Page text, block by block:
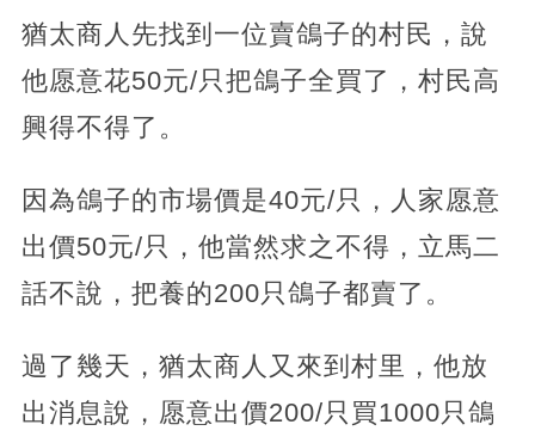
猶太商人先找到一位賣鴿子的村民，說
他愿意花50元/只把鴿子全買了，村民高
興得不得了。
因為鴿子的市場價是40元/只，人家愿意
出價50元/只，他當然求之不得，立馬二
話不說，把養的200只鴿子都賣了。
過了幾天，猶太商人又來到村里，他放
出消息說，愿意出價200/只買1000只鴿